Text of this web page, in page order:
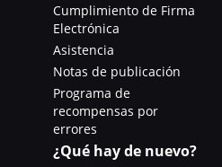
Cumplimiento de Firma
Electrónica
Asistencia
Notas de publicación
Programa de
recompensas por
errores
¿Qué hay de nuevo?